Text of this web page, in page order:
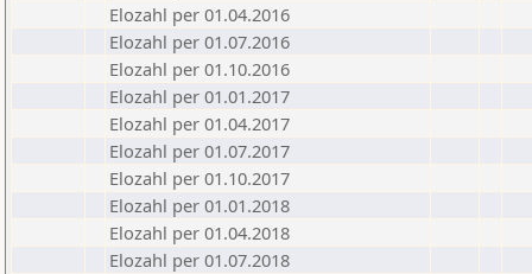
Elozahl per 01.04.2016
Elozahl per 01.07.2016
Elozahl per 01.10.2016
Elozahl per 01.01.2017
Elozahl per 01.04.2017
Elozahl per 01.07.2017
Elozahl per 01.10.2017
Elozahl per 01.01.2018
Elozahl per 01.04.2018
Elozahl per 01.07.2018